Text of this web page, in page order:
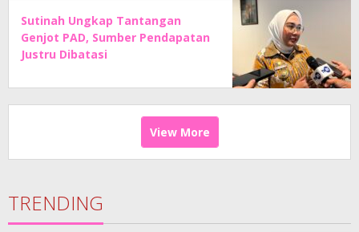
Sutinah Ungkap Tantangan
Genjot PAD, Sumber Pendapatan
Justru Dibatasi
View More
TRENDING